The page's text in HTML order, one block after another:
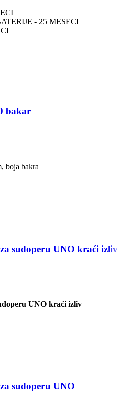
- 25 MESECI
bakar
boja bakra
sudoperu UNO kraći izliv
UNO kraći izliv
sudoperu UNO